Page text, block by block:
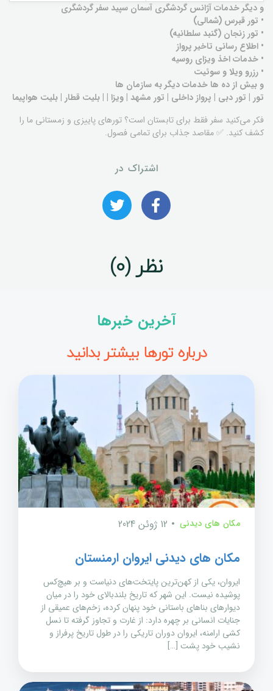
و دیگر خدمات آژانس گردشگری آسمان سپید سفر گردشگری
• تور قبرس (شمالی)
• تور زنجان (گنبد سلطانیه)
• اطلاع رسانی تاخیر پرواز
• خدمات اخذ ویزای روسیه
• رزرو ویلا و سوئیت
و بیش از ده ها خدمات دیگر به سازمان ها
تور | تور دبی | پرواز داخلی | تور مشهد | ویزا | | بلیت قطار | بلیت هواپیما
فکر می‌کنید سفر فقط برای تابستان است؟ تورهای پاییزی و زمستانی ما را
کشف کنید. ✅ مقاصد جذاب برای تمامی فصول.
اشتراک در
نظر (0)
آخرین خبرها
درباره تورها بیشتر بدانید
مکان های دیدنی 12 ژوئن 2024
مکان های دیدنی ایروان ارمنستان
ایروان، یکی از کهن‌ترین پایتخت‌های دنیاست و بر هیچ‌کس
پوشیده نیست. این شهر که تاریخ بلندبالای خود را در میان
دیوارهای بناهای باستانی خود پنهان کرده، زخم‌های عمیقی از
جنایات انسانی بر چهره دارد: از غارت و تجاوز گرفته تا نسل
کشی ارامنه، ایروان دوران تاریکی را در طول تاریخ پرفراز و
نشیب خود پشت […]